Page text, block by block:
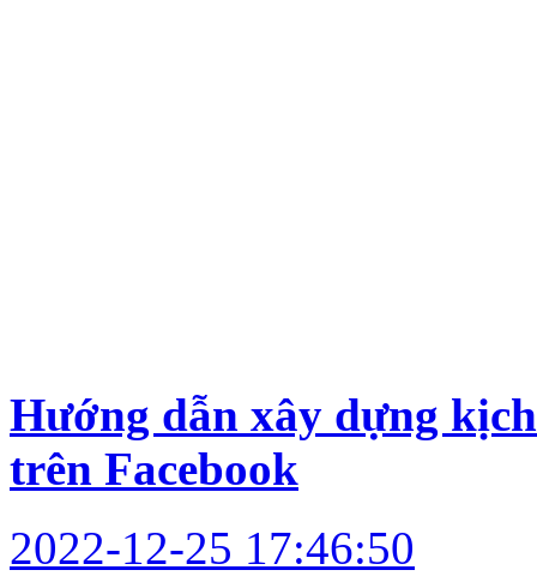
Hướng dẫn xây dựng
trên Facebook
2022-12-25 17:46:50